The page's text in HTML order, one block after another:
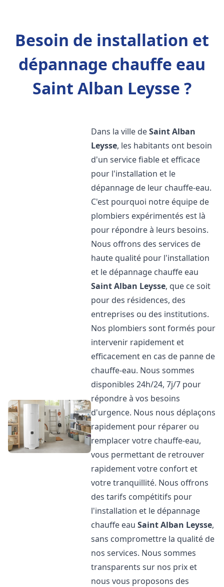
Besoin de installation et
dépannage chauffe eau
Saint Alban Leysse ?
Dans la ville deSaint Alban
Leysse, les habitants ont besoin
d'un service fiable et efficace
pour l'installation et le
dépannage de leur chauffe-eau.
C'est pourquoi notre équipe de
plombiers expérimentés est là
pour répondre à leurs besoins.
Nous offrons des services de
haute qualité pour l'installation
et le dépannage chauffe eau
Saint Alban Leysse, que ce soit
pour des résidences, des
entreprises ou des institutions.
Nos plombiers sont formés pour
intervenir rapidement et
efficacement en cas de panne de
chauffe-eau. Nous sommes
disponibles 24h/24, 7j/7 pour
répondre à vos besoins
d'urgence. Nous nous déplaçons
rapidement pour réparer ou
remplacer votre chauffe-eau,
vous permettant de retrouver
rapidement votre confort et
votre tranquillité. Nous offrons
des tarifs compétitifs pour
l'installation et le dépannage
chauffe eauSaint Alban Leysse,
sans compromettre la qualité de
nos services. Nous sommes
transparents sur nos prix et
nous vous proposons des